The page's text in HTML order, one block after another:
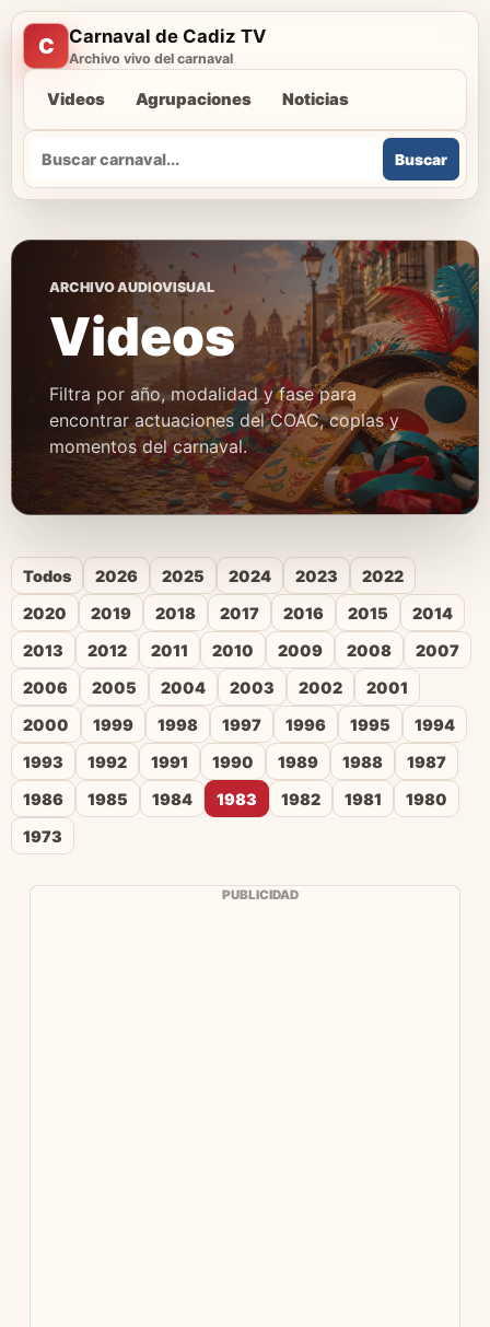
C Carnaval de Cadiz TV
Archivo vivo del carnaval
Videos Agrupaciones Noticias
Buscar
Buscar
ARCHIVO AUDIOVISUAL
Videos
Filtra por año, modalidad y fase para
encontrar actuaciones del COAC, coplas y
momentos del carnaval.
Todos 2026 2025 2024 2023
2022
2020
2019 2018 2017 2016 2015
2014
2013
2012 2011 2010 2009 2008
2007
2006
2005 2004 2003 2002
2001
2000
1999 1998 1997 1996 1995
1994
1993
1992 1991 1990 1989 1988
1987
1986
1985 1984 1983 1982 1981
1980
1973
PUBLICIDAD